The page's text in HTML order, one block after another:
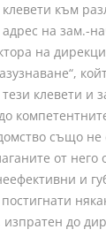
към
на зам.-
на
клевети и
също не
от
и
изпратен до